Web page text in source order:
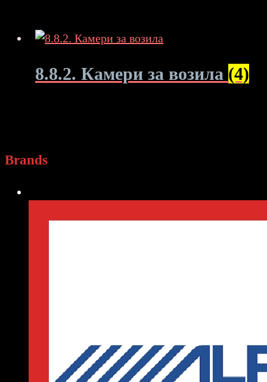
8.8.2. Камери за возила (4)
Brands